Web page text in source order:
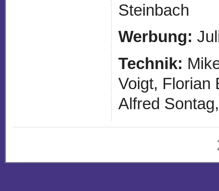
Steinbach
Werbung:
Technik:
Voigt, Florian
Alfred